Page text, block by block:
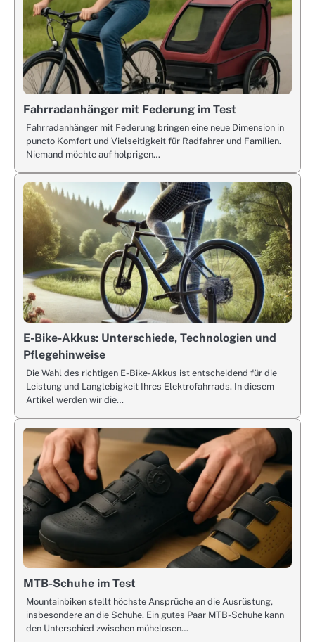
Fahrradanhänger mit Federung im Test
Fahrradanhänger mit Federung bringen eine neue Dimension in
puncto Komfort und Vielseitigkeit für Radfahrer und Familien.
Niemand möchte auf holprigen…
E-Bike-Akkus: Unterschiede, Technologien und
Pflegehinweise
Die Wahl des richtigen E-Bike-Akkus ist entscheidend für die
Leistung und Langlebigkeit Ihres Elektrofahrrads. In diesem
Artikel werden wir die…
MTB-Schuhe im Test
Mountainbiken stellt höchste Ansprüche an die Ausrüstung,
insbesondere an die Schuhe. Ein gutes Paar MTB-Schuhe kann
den Unterschied zwischen mühelosen…